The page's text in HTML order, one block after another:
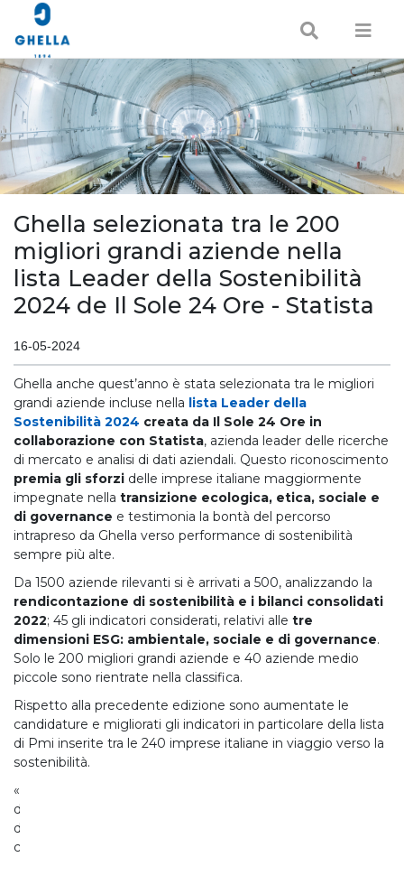
Ghella selezionata tra le 200
migliori grandi aziende nella
lista Leader della Sostenibilità
2024 de Il Sole 24 Ore - Statista
16-05-2024
Ghella anche quest’anno è stata selezionata tra le migliori
grandi aziende incluse nella lista Leader della
Sostenibilità 2024 creata da Il Sole 24 Ore in
collaborazione con Statista, azienda leader delle ricerche
di mercato e analisi di dati aziendali. Questo riconoscimento
premia gli sforzi delle imprese italiane maggiormente
impegnate nella transizione ecologica, etica, sociale e
di governance e testimonia la bontà del percorso
intrapreso da Ghella verso performance di sostenibilità
sempre più alte.
Da 1500 aziende rilevanti si è arrivati a 500, analizzando la
rendicontazione di sostenibilità e i bilanci consolidati
2022; 45 gli indicatori considerati, relativi alle tre
dimensioni ESG: ambientale, sociale e di governance.
Solo le 200 migliori grandi aziende e 40 aziende medio
piccole sono rientrate nella classifica.
Rispetto alla precedente edizione sono aumentate le
candidature e migliorati gli indicatori in particolare della lista
di Pmi inserite tra le 240 imprese italiane in viaggio verso la
sostenibilità.
«Siamo felici di notare come il focus di ciascuna azienda, sia
di grande sia di medio-piccole dimensioni, nei tre ambiti
della sostenibilità stia migliorando di anno in anno»
commenta